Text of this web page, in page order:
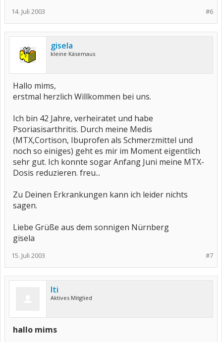
#6
14. Juli 2003
gisela
kleine Käsemaus
Hallo mims,
erstmal herzlich Willkommen bei uns.
Ich bin 42 Jahre, verheiratet und habe
Psoriasisarthritis. Durch meine Medis
(MTX,Cortison, Ibuprofen als Schmerzmittel und
noch so einiges) geht es mir im Moment eigentlich
sehr gut. Ich konnte sogar Anfang Juni meine MTX-
Dosis reduzieren. freu...
Zu Deinen Erkrankungen kann ich leider nichts
sagen.
Liebe Grüße aus dem sonnigen Nürnberg
gisela
#7
15. Juli 2003
Iti
Aktives Mitglied
hallo mims